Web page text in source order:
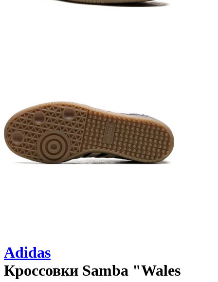
Adidas
Кроссовки Samba "Wales